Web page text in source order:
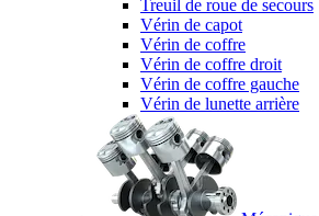
Treuil de roue de secours
Vérin de capot
Vérin de coffre
Vérin de coffre droit
Vérin de coffre gauche
Vérin de lunette arrière